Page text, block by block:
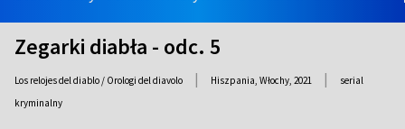
Zegarki diabła - odc. 5
Los relojes del diablo / Orologi del diavolo | Hiszpania, Włochy, 2021 |
serial
kryminalny